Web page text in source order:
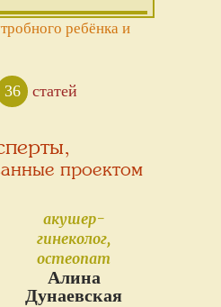
ребёнка и
36 статей
проектом
акушер-
гинеколог,
остеопат
Алина
Дунаевская